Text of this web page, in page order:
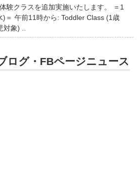
験クラスを追加実施いたします。 ＝1
)＝ 午前11時から: Toddler Class (1歳
象) ..
ログ・FBページニュース